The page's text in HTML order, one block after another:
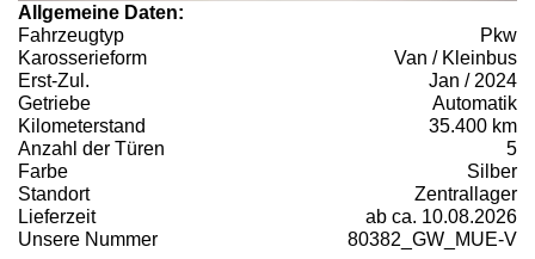
Allgemeine Daten:
Fahrzeugtyp
Pkw
Karosserieform
Van / Kleinbus
Erst-Zul.
Jan / 2024
Getriebe
Automatik
Kilometerstand
35.400 km
Anzahl der Türen
5
Farbe
Silber
Standort
Zentrallager
Lieferzeit
ab ca. 10.08.2026
Unsere Nummer
80382_GW_MUE-V